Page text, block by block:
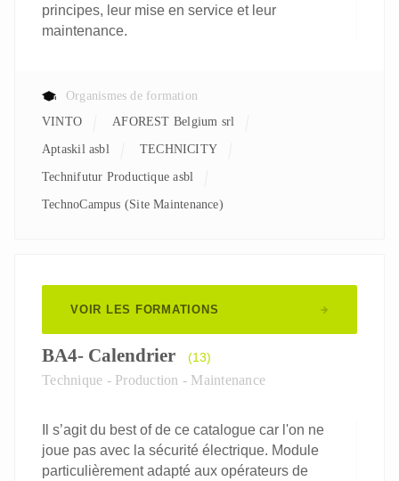
principes, leur mise en service et leur
maintenance.
Organismes de formation
VINTO
AFOREST Belgium srl
aptaskil asbl TECHNICITY
Technifutur Productique asbl
TechnoCampus (Site Maintenance)
VOIR LES FORMATIONS
BA4- Calendrier (13)
Technique - Production - Maintenance
Il s’agit du best of de ce catalogue car l'on ne
joue pas avec la sécurité électrique. Module
particulièrement adapté aux opérateurs de